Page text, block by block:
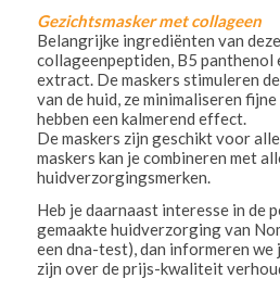
Gezichtsmasker met collageen
Belangrijke ingrediënten van
collageenpeptiden, B5 panthenol
extract. De maskers stimuleren
van de huid, ze minimaliseren
hebben een kalmerend effect.
De maskers zijn geschikt voor
maskers kan je combineren met
huidverzorgingsmerken.
Heb je daarnaast interesse in de
gemaakte huidverzorging van
een dna-test), dan informeren we
zijn over de prijs-kwaliteit